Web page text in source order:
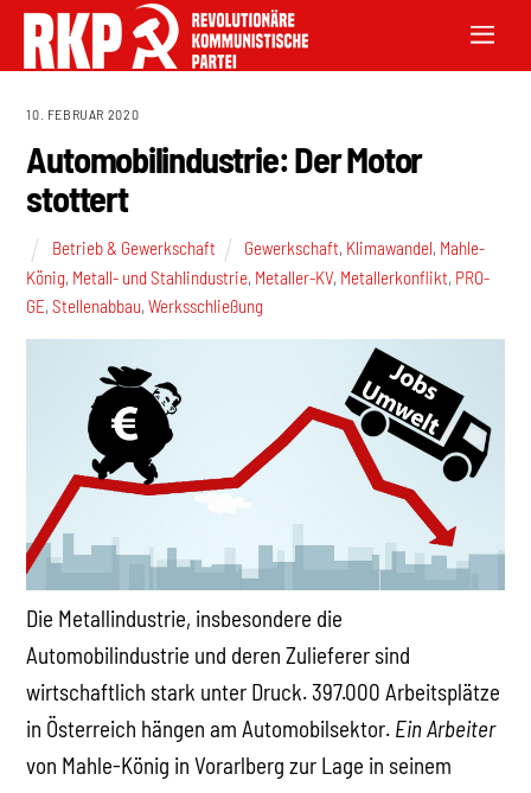
10. FEBRUAR 2020
Automobilindustrie: Der Motor
stottert
Betrieb & Gewerkschaft Gewerkschaft, Klimawandel, Mahle-
König, Metall- und Stahlindustrie, Metaller-KV, Metallerkonflikt, PRO-
GE,Stellenabbau,Werksschließung
Die Metallindustrie, insbesondere die
Automobilindustrie und deren Zulieferer sind
wirtschaftlich stark unter Druck. 397.000 Arbeitsplätze
in Österreich hängen am Automobilsektor. Ein Arbeiter
von Mahle-König in Vorarlberg zur Lage in seinem